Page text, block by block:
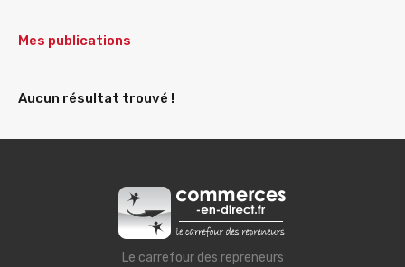
Mes publications
Aucun résultat trouvé !
Le carrefour des repreneurs